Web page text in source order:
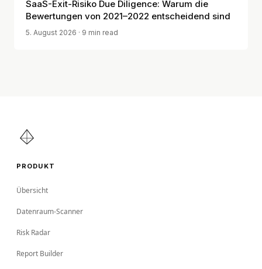
SaaS-Exit-Risiko Due Diligence: Warum die
Bewertungen von 2021–2022 entscheidend sind
5. August 2026 · 9 min read
PRODUKT
Übersicht
Datenraum-Scanner
Risk Radar
Report Builder